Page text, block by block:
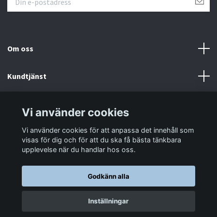
Om oss
Kundtjänst
Sociala medier
© 2026 LastaTungt.se
Vi använder cookies
Vi använder cookies för att anpassa det innehåll som
visas för dig och för att du ska få bästa tänkbara
upplevelse när du handlar hos oss.
Godkänn alla
Inställningar